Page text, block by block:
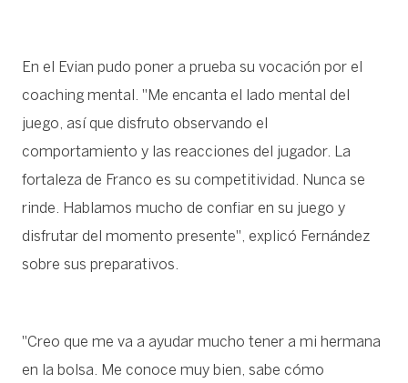
En el Evian pudo poner a prueba su vocación por el
coaching mental. "Me encanta el lado mental del
juego, así que disfruto observando el
comportamiento y las reacciones del jugador. La
fortaleza de Franco es su competitividad. Nunca se
rinde. Hablamos mucho de confiar en su juego y
disfrutar del momento presente", explicó Fernández
sobre sus preparativos.
"Creo que me va a ayudar mucho tener a mi hermana
en la bolsa. Me conoce muy bien, sabe cómo